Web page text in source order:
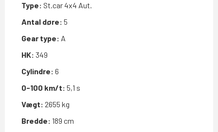
Type: St.car 4x4 Aut.
Antal døre: 5
Gear type: A
HK: 349
Cylindre: 6
0-100 km/t: 5,1 s
Vægt: 2655 kg
Bredde: 189 cm